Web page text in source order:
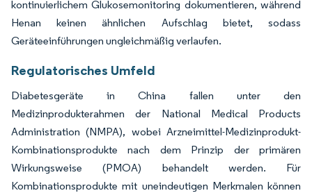
kontinuierlichem Glukosemonitoring dokumentieren, während
Henan keinen ähnlichen Aufschlag bietet, sodass
Geräteeinführungen ungleichmäßig verlaufen.
Regulatorisches Umfeld
Diabetesgeräte in China fallen unter den
Medizinprodukterahmen der National Medical Products
Administration (NMPA), wobei Arzneimittel-Medizinprodukt-
Kombinationsprodukte nach dem Prinzip der primären
Wirkungsweise (PMOA) behandelt werden. Für
Kombinationsprodukte mit uneindeutigen Merkmalen können